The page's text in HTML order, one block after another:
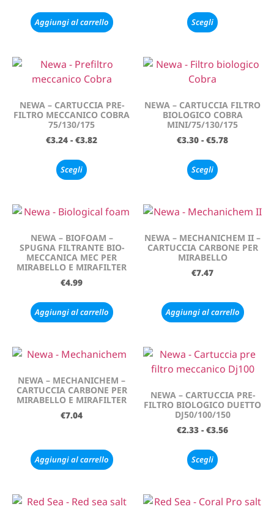
Aggiungi al carrello Scegli
NEWA – CARTUCCIA PRE-
FILTRO MECCANICO COBRA
75/130/175
€3.24 - €3.82
Scegli
NEWA – CARTUCCIA FILTRO
BIOLOGICO COBRA
MINI/75/130/175
€3.30 - €5.78
Scegli
NEWA – BIOFOAM –
SPUGNA FILTRANTE BIO-
MECCANICA MEC PER
MIRABELLO E MIRAFILTER
€4.99
Aggiungi al carrello
NEWA – MECHANICHEM II –
CARTUCCIA CARBONE PER
MIRABELLO
€7.47
Aggiungi al carrello
NEWA – MECHANICHEM –
CARTUCCIA CARBONE PER
MIRABELLO E MIRAFILTER
€7.04
Aggiungi al carrello
NEWA – CARTUCCIA PRE-
FILTRO BIOLOGICO DUETTO
DJ50/100/150
€2.33 - €3.56
Scegli